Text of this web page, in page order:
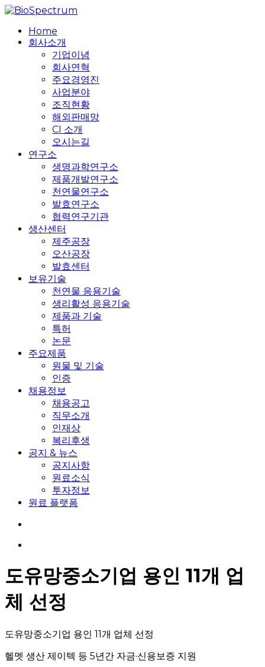
Skip
main
content
search
MenuHome
회사소개
기업이념
회사연혁
주요경영진
사업분야
조직현황
해외판매망
CI 소개
오시는길
연구소
생명과학연구소
제품개발연구소
천연물연구소
발효연구소
협력연구기관
생산센터
제주공장
오산공장
발효센터
보유기술
천연물 응용기술
생리활성 응용기술
제품과 기술
특허
논문
주요제품
원물 및 기술
인증
채용정보
채용공고
직무소개
인재상
복리후생
공지 & 뉴스
공지사항
원료소식
투자정보
원료 플랫폼
도유망중소기업 용인 11개 업
체 선정
도유망중소기업 용인 11개 업체 선정
헬멧 생산 제이텍 등 5년간 자금·신용보증 지원